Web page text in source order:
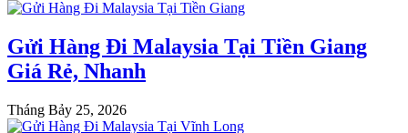
Gửi Hàng Đi Malaysia Tại Tiền Giang
Giá Rẻ, Nhanh
Tháng Bảy 25, 2026